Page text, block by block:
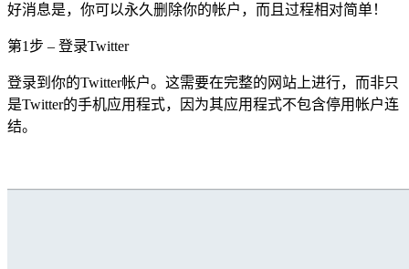
好消息是，你可以永久删除你的帐户，而且过程相对简单！
第1步 – 登录Twitter
登录到你的Twitter帐户。这需要在完整的网站上进行，而非只
是Twitter的手机应用程式，因为其应用程式不包含停用帐户连
结。